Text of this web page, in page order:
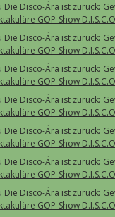
Die Disco-Ära ist zurück:
GOP-Show
Die Disco-Ära ist zurück:
GOP-Show
Die Disco-Ära ist zurück:
GOP-Show
Die Disco-Ära ist zurück:
GOP-Show
Die Disco-Ära ist zurück:
GOP-Show
Die Disco-Ära ist zurück:
GOP-Show
Die Disco-Ära ist zurück:
GOP-Show